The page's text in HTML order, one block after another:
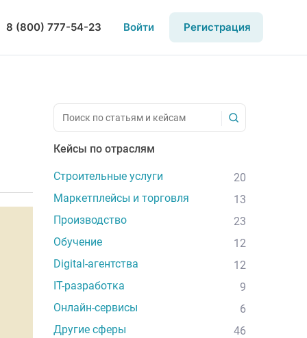
8 (800) 777-54-23 Войти Регистрация
Кейсы по отраслям
Строительные услуги
20
Маркетплейсы и торговля
13
Производство
23
Обучение
12
Digital-агентства
12
IT-разработка
9
Онлайн-сервисы
6
Другие сферы
46